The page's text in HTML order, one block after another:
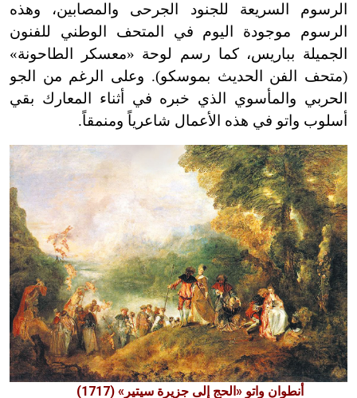
الرسوم السريعة للجنود الجرحى والمصابين، وهذه
الرسوم موجودة اليوم في المتحف الوطني للفنون
الجميلة بباريس، كما رسم لوحة «معسكر الطاحونة»
(متحف الفن الحديث بموسكو). وعلى الرغم من الجو
الحربي والمأسوي الذي خبره في أثناء المعارك بقي
أسلوب واتو في هذه الأعمال شاعرياً ومنمقاً.
أنطوان واتو «الحج إلى جزيرة سيتير» (1717)